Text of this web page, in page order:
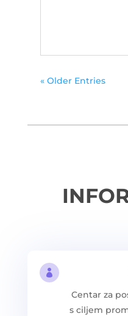
« Older Entries

Centar za
s ciljem